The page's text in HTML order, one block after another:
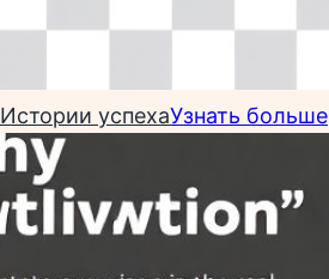
Истории успехаУзнать больше